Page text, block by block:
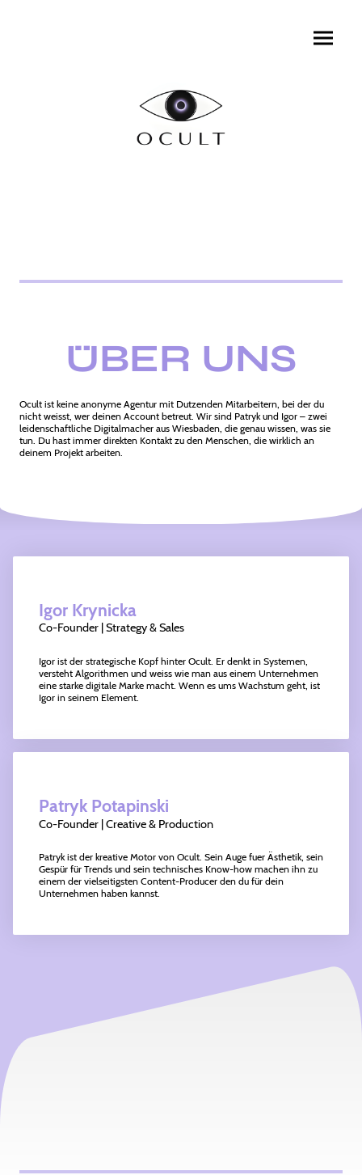
ÜBER UNS
Ocult ist keine anonyme Agentur mit Dutzenden Mitarbeitern, bei der du
nicht weisst, wer deinen Account betreut. Wir sind Patryk und Igor – zwei
leidenschaftliche Digitalmacher aus Wiesbaden, die genau wissen, was sie
tun. Du hast immer direkten Kontakt zu den Menschen, die wirklich an
deinem Projekt arbeiten.
Igor Krynicka
Co-Founder | Strategy & Sales
Igor ist der strategische Kopf hinter Ocult. Er denkt in Systemen,
versteht Algorithmen und weiss wie man aus einem Unternehmen
eine starke digitale Marke macht. Wenn es ums Wachstum geht, ist
Igor in seinem Element.
Patryk Potapinski
Co-Founder | Creative & Production
Patryk ist der kreative Motor von Ocult. Sein Auge fuer Ästhetik, sein
Gespür für Trends und sein technisches Know-how machen ihn zu
einem der vielseitigsten Content-Producer den du für dein
Unternehmen haben kannst.